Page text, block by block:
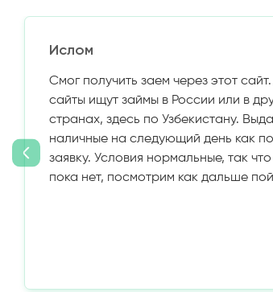
Ислом
Смог получить заем через этот
сайты ищут займы в России или в
странах, здесь по Узбекистану.
наличные на следующий день как
заявку. Условия нормальные, так
пока нет, посмотрим как дальше